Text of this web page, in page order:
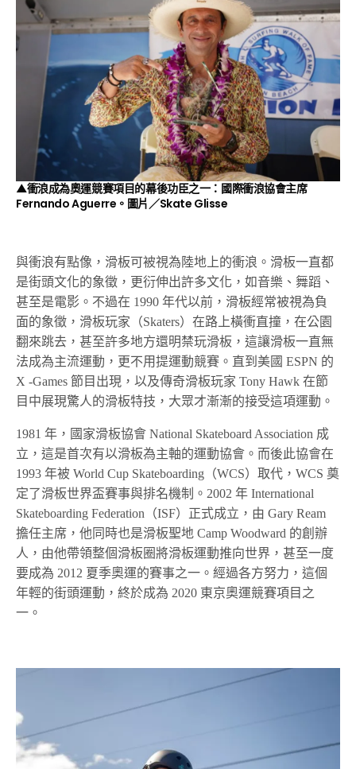
▲衝浪成為奧運競賽項目的幕後功臣之一：國際衝浪協會主席
Fernando Aguerre。圖片／Skate Glisse
與衝浪有點像，滑板可被視為陸地上的衝浪。滑板一直都
是街頭文化的象徵，更衍伸出許多文化，如音樂、舞蹈、
甚至是電影。不過在 1990 年代以前，滑板經常被視為負
面的象徵，滑板玩家（Skaters）在路上橫衝直撞，在公園
翻來跳去，甚至許多地方還明禁玩滑板，這讓滑板一直無
法成為主流運動，更不用提運動競賽。直到美國 ESPN 的
X -Games 節目出現，以及傳奇滑板玩家 Tony Hawk 在節
目中展現驚人的滑板特技，大眾才漸漸的接受這項運動。
1981 年，國家滑板協會 National Skateboard Association 成
立，這是首次有以滑板為主軸的運動協會。而後此協會在
1993 年被 World Cup Skateboarding（WCS）取代，WCS 奠
定了滑板世界盃賽事與排名機制。2002 年 International
Skateboarding Federation（ISF）正式成立，由 Gary Ream
擔任主席，他同時也是滑板聖地 Camp Woodward 的創辦
人，由他帶領整個滑板圈將滑板運動推向世界，甚至一度
要成為 2012 夏季奧運的賽事之一。經過各方努力，這個
年輕的街頭運動，終於成為 2020 東京奧運競賽項目之
一。